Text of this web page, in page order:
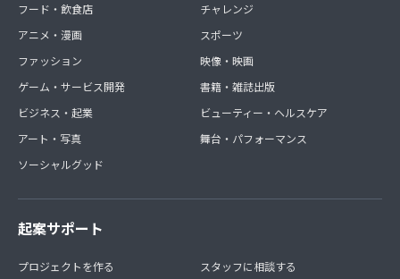
フード・飲食店
アニメ・漫画
ファッション
ゲーム・サービス開発
ビジネス・起業
アート・写真
ソーシャルグッド
チャレンジ
スポーツ
映像・映画
書籍・雑誌出版
ビューティー・ヘルスケア
舞台・パフォーマンス
起案サポート
プロジェクトを作る
スタッフに相談する